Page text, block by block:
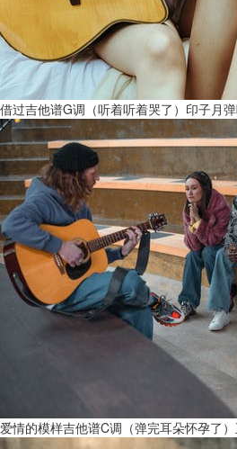
借过吉他谱G调（听着听着哭了）印子月
爱情的模样吉他谱C调（弹完耳朵怀孕了